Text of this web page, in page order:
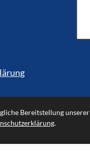
Bereitstellung
.